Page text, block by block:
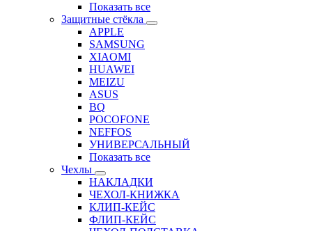
Показать все
Защитные стёкла
APPLE
SAMSUNG
XIAOMI
HUAWEI
MEIZU
ASUS
BQ
POCOFONE
NEFFOS
УНИВЕРСАЛЬНЫЙ
Показать все
Чехлы
НАКЛАДКИ
ЧЕХОЛ-КНИЖКА
КЛИП-КЕЙС
ФЛИП-КЕЙС